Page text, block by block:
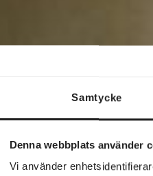
Samtycke
Denna webbplats använder
Vi använder